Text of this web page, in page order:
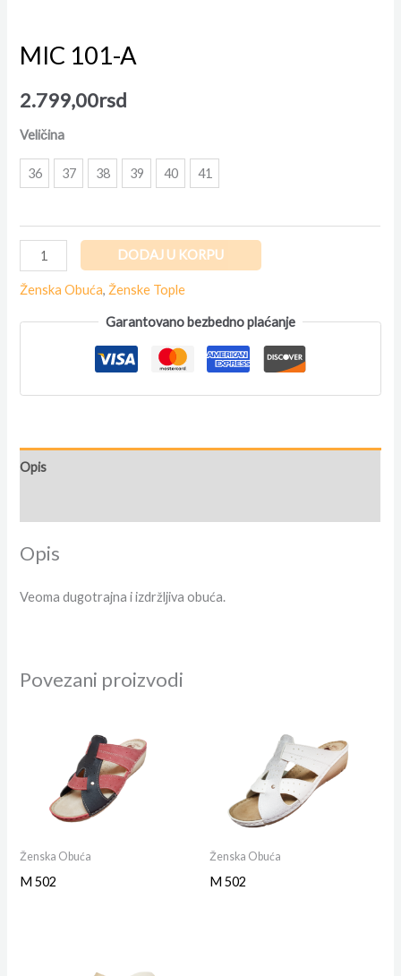
MIC 101-A
2.799,00rsd
Veličina
36 37 38 39 40 41
DODAJ U KORPU
Ženska Obuća, Ženske Tople
Garantovano bezbedno plaćanje
Opis
Opis
Veoma dugotrajna i izdržljiva obuća.
Povezani proizvodi
Ženska Obuća
M 502
Ženska Obuća
M 502